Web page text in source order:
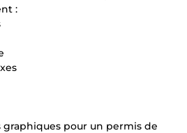
:
pour un permis de